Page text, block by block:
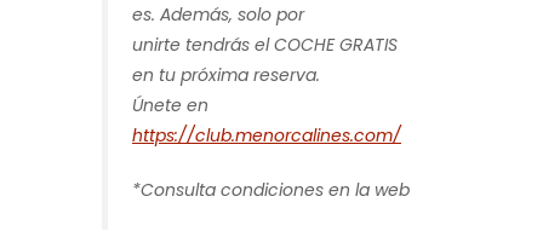
es. Además, solo por
unirte tendrás elCOCHEGRATIS
en tu próxima reserva.
Únete en
https://club.menorcalines.com/
*Consulta condiciones en la web